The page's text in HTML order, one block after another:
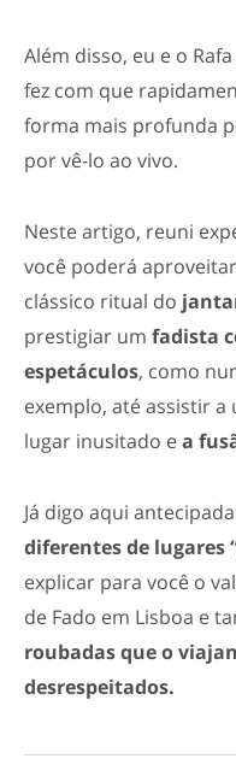
Além disso, eu e o
fez com que
forma mais profunda
por vê-lo ao vivo.
Neste artigo, reuni
você poderá
clássico ritual do
prestigiar um fadista
espetáculos, como
exemplo, até assistir a
lugar inusitado ea
Já digo aqui
diferentes de lugares
explicar para você o
de Fado em Lisboa e
roubadas que o
desrespeitados.